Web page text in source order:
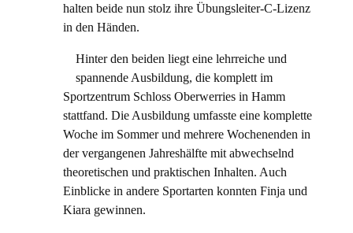
halten beide nun stolz ihre Übungsleiter-C-Lizenz
in den Händen.
Hinter den beiden liegt eine lehrreiche und
spannende Ausbildung, die komplett im
Sportzentrum Schloss Oberwerries in Hamm
stattfand. Die Ausbildung umfasste eine komplette
Woche im Sommer und mehrere Wochenenden in
der vergangenen Jahreshälfte mit abwechselnd
theoretischen und praktischen Inhalten. Auch
Einblicke in andere Sportarten konnten Finja und
Kiara gewinnen.